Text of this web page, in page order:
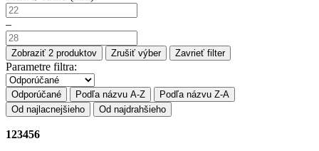
–
Zobraziť 2 produktov Zrušiť výber Zavrieť filter
Parametre filtra:
Odporúčané Podľa názvu A-Z
Podľa názvu Z-A
Od najlacnejšieho
Od najdrahšieho
123456